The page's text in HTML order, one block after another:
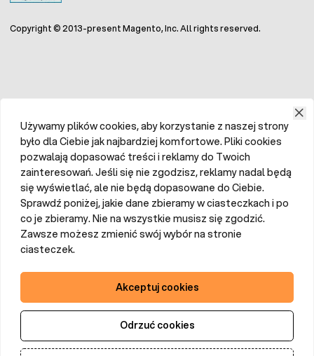
Copyright © 2013-present Magento, Inc. All rights reserved.
Używamy plików cookies, aby korzystanie z naszej strony
było dla Ciebie jak najbardziej komfortowe. Pliki cookies
pozwalają dopasować treści i reklamy do Twoich
zainteresowań. Jeśli się nie zgodzisz, reklamy nadal będą
się wyświetlać, ale nie będą dopasowane do Ciebie.
Sprawdź poniżej, jakie dane zbieramy w ciasteczkach i po
co je zbieramy. Nie na wszystkie musisz się zgodzić.
Zawsze możesz zmienić swój wybór na stronie
ciasteczek.
Akceptuj cookies
Odrzuć cookies